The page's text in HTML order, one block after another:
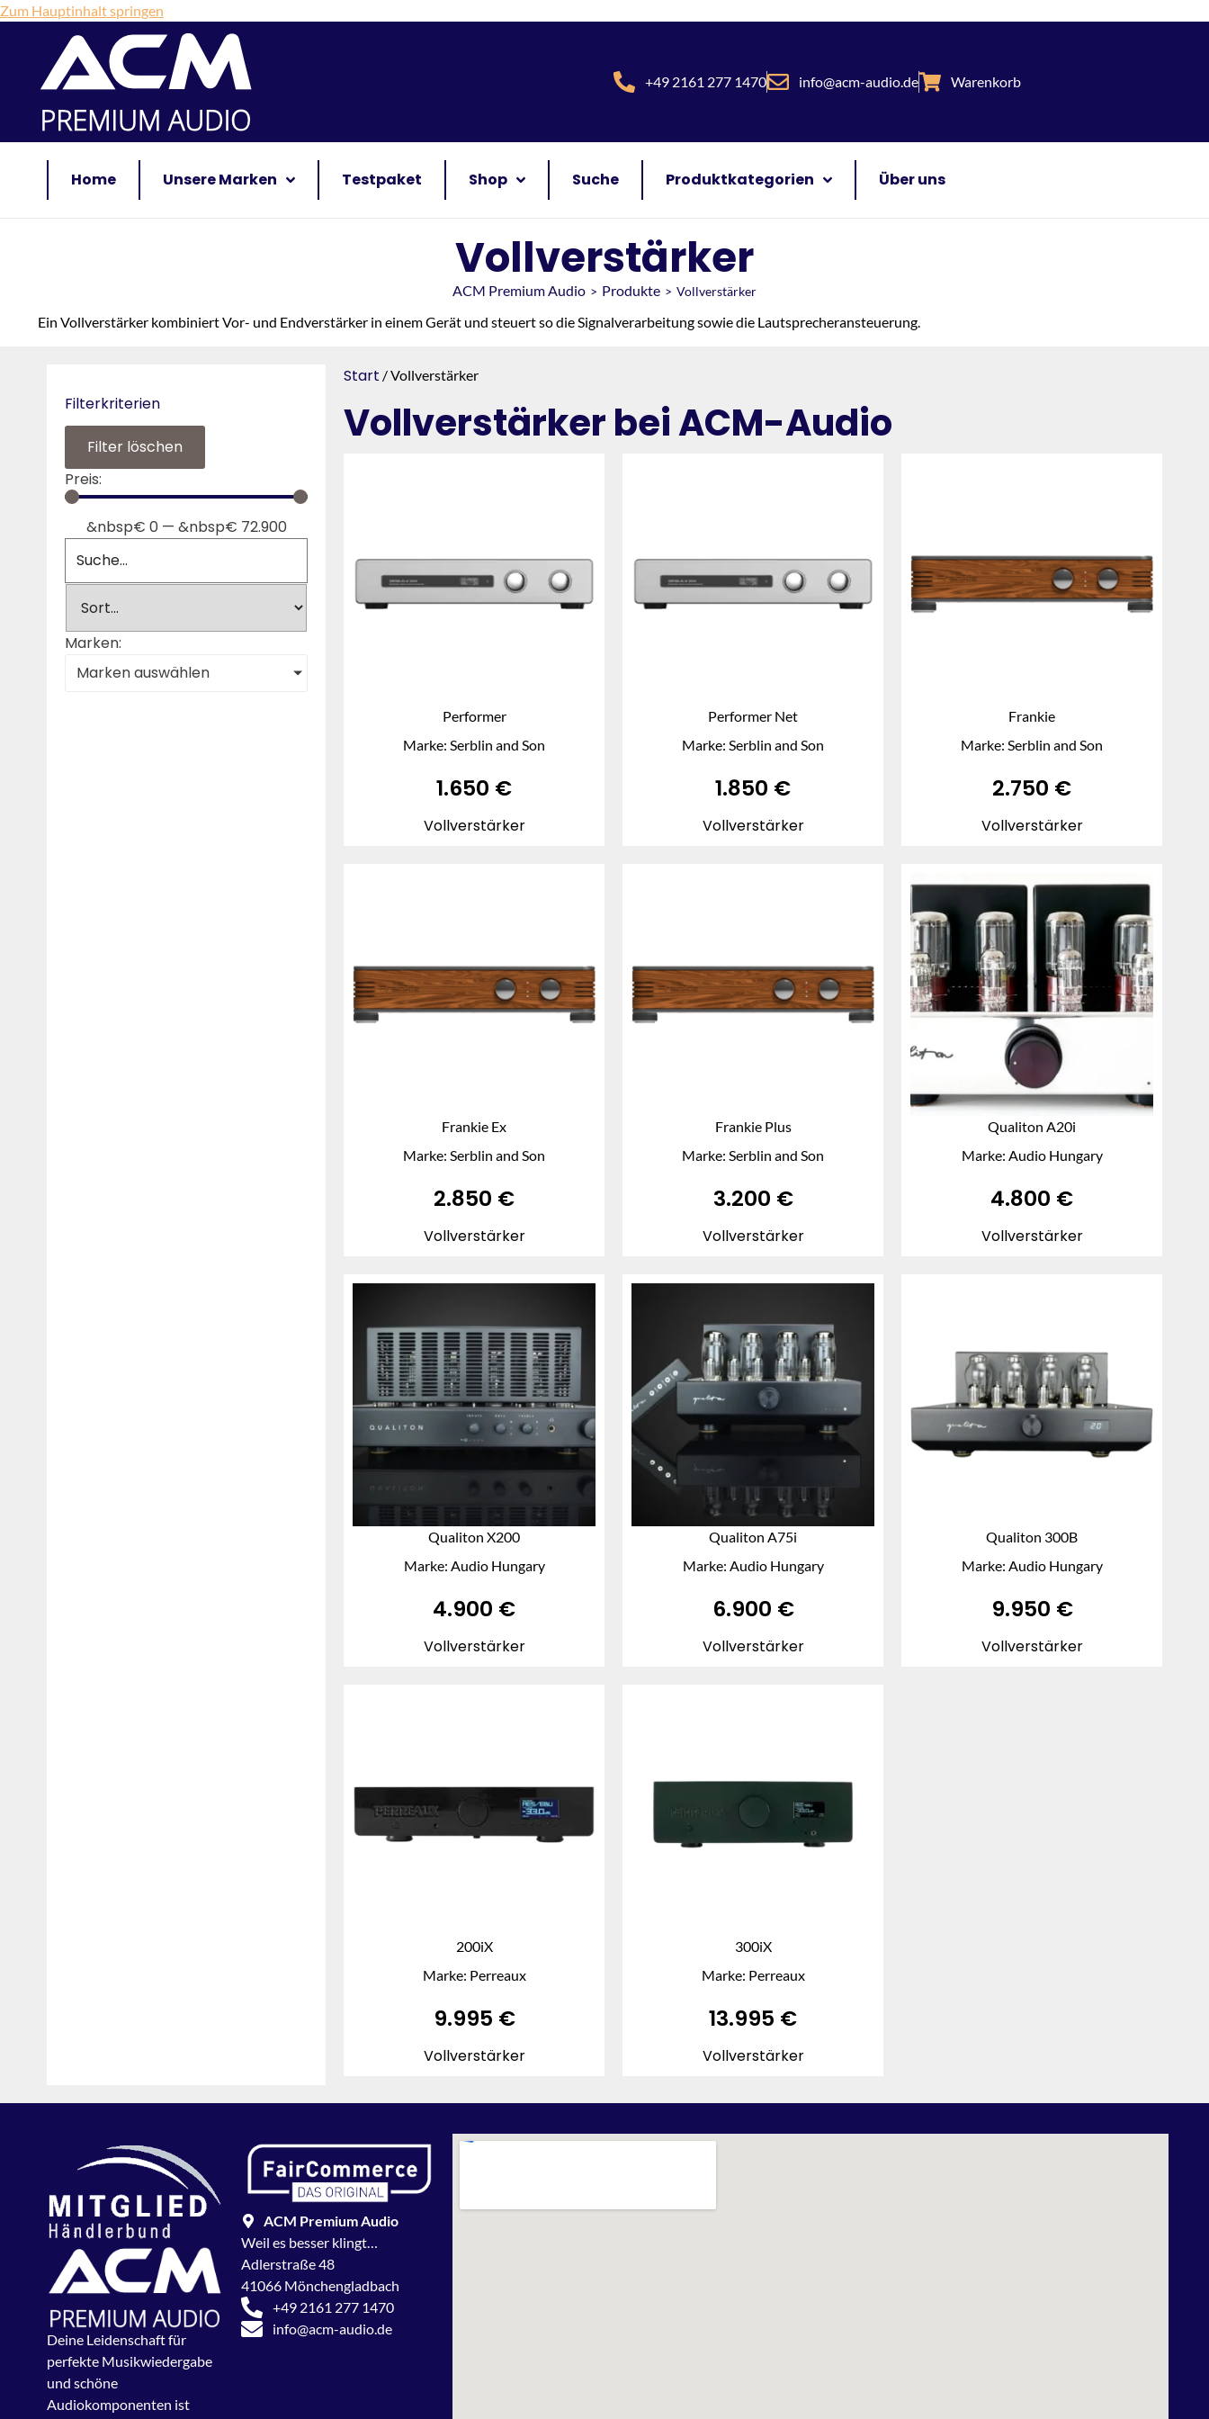
Zum Hauptinhalt springen
+49 2161 277 1470 info@acm-audio.de Warenkorb
Home Unsere Marken Testpaket Shop Suche Produktkategorien Über uns
Vollverstärker
ACM Premium Audio > Produkte > Vollverstärker
Ein Vollverstärker kombiniert Vor- und Endverstärker in einem Gerät und steuert so die Signalverarbeitung sowie die Lautsprecheransteuerung.
Filterkriterien
Filter löschen
Preis:
&nbsp€ 0 — &nbsp€ 72.900
Marken:
Marken auswählen
Start / Vollverstärker
Vollverstärker bei ACM-Audio
Vollverstärker
Performer
Marke: Serblin and Son
1.650 €
Vollverstärker
Performer Net
Marke: Serblin and Son
1.850 €
Vollverstärker
Frankie
Marke: Serblin and Son
2.750 €
Vollverstärker
Frankie Ex
Marke: Serblin and Son
2.850 €
Vollverstärker
Frankie Plus
Marke: Serblin and Son
3.200 €
Vollverstärker
Qualiton A20i
Marke: Audio Hungary
4.800 €
Vollverstärker
Qualiton X200
Marke: Audio Hungary
4.900 €
Vollverstärker
Qualiton A75i
Marke: Audio Hungary
6.900 €
Vollverstärker
Qualiton 300B
Marke: Audio Hungary
9.950 €
Vollverstärker
200iX
Marke: Perreaux
9.995 €
Vollverstärker
300iX
Marke: Perreaux
13.995 €
Deine Leidenschaft für
perfekte Musikwiedergabe
und schöne
Audiokomponenten ist
ACM Premium Audio
Weil es besser klingt…
Adlerstraße 48
41066 Mönchengladbach
+49 2161 277 1470
info@acm-audio.de